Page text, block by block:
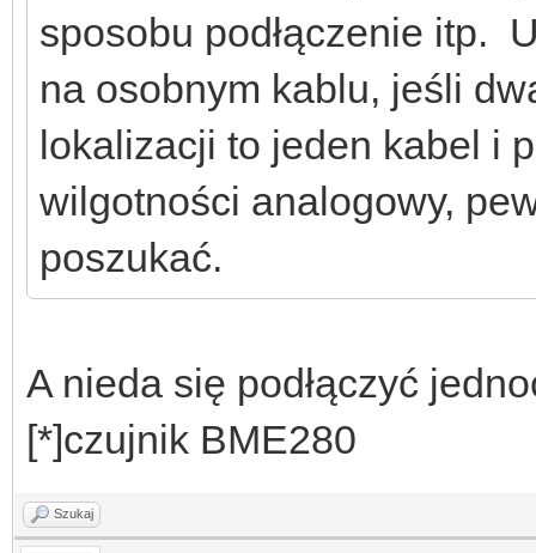
sposobu podłączenie itp.
na osobnym kablu, jeśli
lokalizacji to jeden kabel i
wilgotności analogowy,
poszukać.
A nieda się podłączyć
[*]czujnik BME280
Szukaj